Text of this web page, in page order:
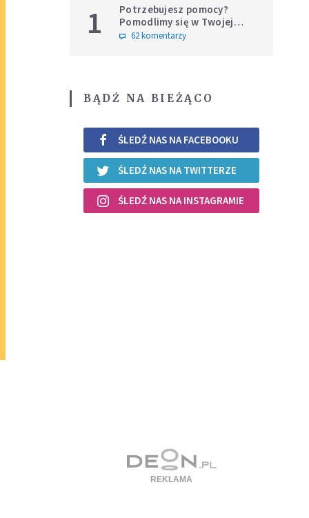
1
Potrzebujesz pomocy?
Pomodlimy się w Twojej
intencji
62 komentarzy
BĄDŹ NA BIEŻĄCO
ŚLEDŹ NAS NA FACEBOOKU
ŚLEDŹ NAS NA TWITTERZE
ŚLEDŹ NAS NA INSTAGRAMIE